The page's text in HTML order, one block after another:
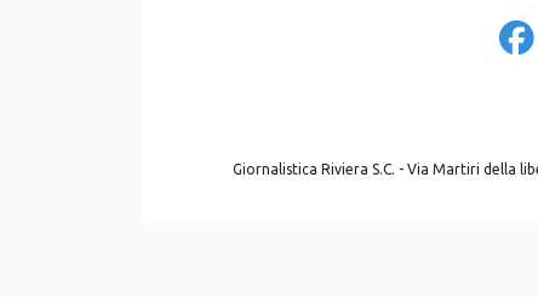
Giornalistica Riviera S.C. - Via Martiri della